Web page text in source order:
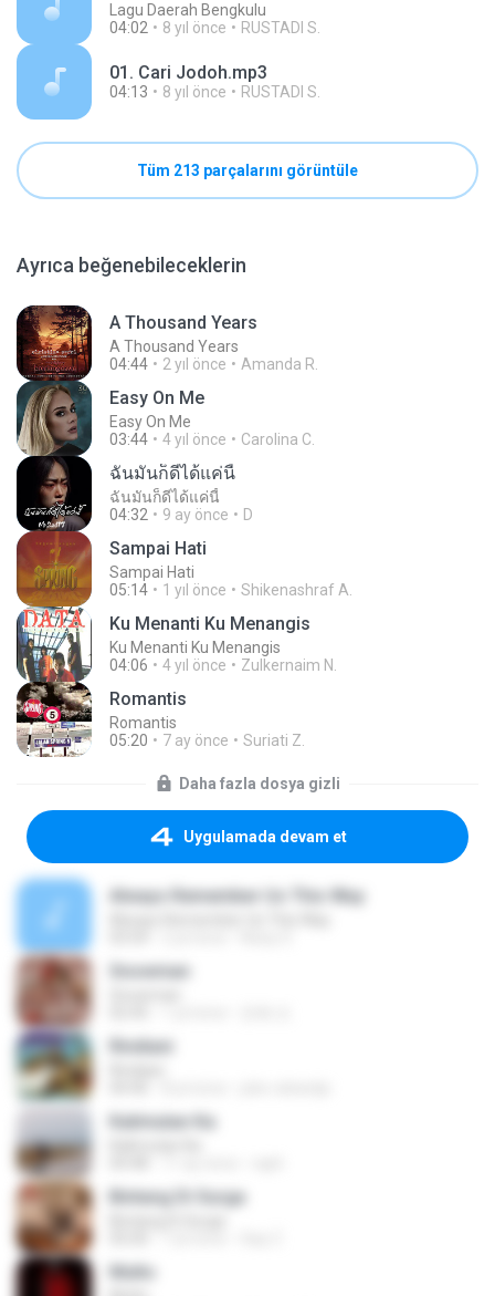
Lagu Daerah Bengkulu
04:02
8 yıl önce RUSTADI S.
01. Cari Jodoh.mp3
04:13 8 yıl önce RUSTADI S.
Tüm 213 parçalarını görüntüle
Ayrıca beğenebileceklerin
A Thousand Years
A Thousand Years
04:44
2 yıl önce Amanda R.
Easy On Me
Easy On Me
03:44
4 yıl önce Carolina C.
ฉันมันก็ดีได้แค่นี้
ฉันมันก็ดีได้แค่นี้
04:32
9 ay önce D
Sampai Hati
Sampai Hati
05:14
1 yıl önce Shikenashraf A.
Ku Menanti Ku Menangis
Ku Menanti Ku Menangis
04:06
4 yıl önce Zulkernaim N.
Romantis
Romantis
05:20
7 ay önce Suriati Z.
Daha fazla dosya gizli
Uygulamada devam et
Always Remember Us This Way
Snowman
Rindiani
Kalimutan Ka
Bintang Di Surga
Multo